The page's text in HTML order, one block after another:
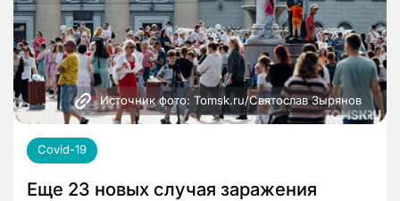
Источник фото: Tomsk.ru/Святослав Зырянов
Covid-19
Еще 23 новых случая заражения